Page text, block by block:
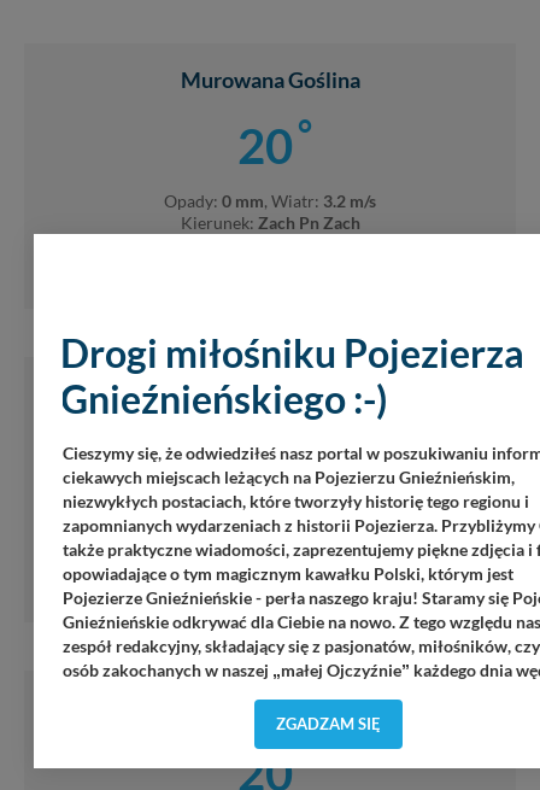
Murowana Goślina
20°
Opady: 0 mm, Wiatr: 3.2 m/s
Kierunek: Zach Pn Zach
Nekla
20°
Opady: 0 mm
2.7 m/s
Kierunek:Pn Pn Zach
Ciśnienie atmosferyczne:1020.2 hPa
Niechanowo
20°
Drogi miłośniku Pojezierza
Gnieźnieńskiego :-)
Cieszymy się, że odwiedziłeś nasz portal w poszukiwaniu
ciekawych miejscach leżących na Pojezierzu Gnieźnieńskim,
niezwykłych postaciach, które tworzyły historię tego regionu i
zapomnianych wydarzeniach z historii Pojezierza. Przybliżymy
także praktyczne wiadomości, zaprezentujemy piękne zdjęcia i
opowiadające o tym magicznym kawałku Polski, którym jest
Pojezierze Gnieźnieńskie - perła naszego kraju! Staramy się
Gnieźnieńskie odkrywać dla Ciebie na nowo. Z tego względu
zespół redakcyjny, składający się z pasjonatów, miłośników,
osób zakochanych w naszej „małej Ojczyźnie” każdego dnia
rozbudowę oraz dostarczanie nowych treści i zdjęć.
będziemy mogli elementy serwisu dostosować do Twoich
ZGADZAM SIĘ